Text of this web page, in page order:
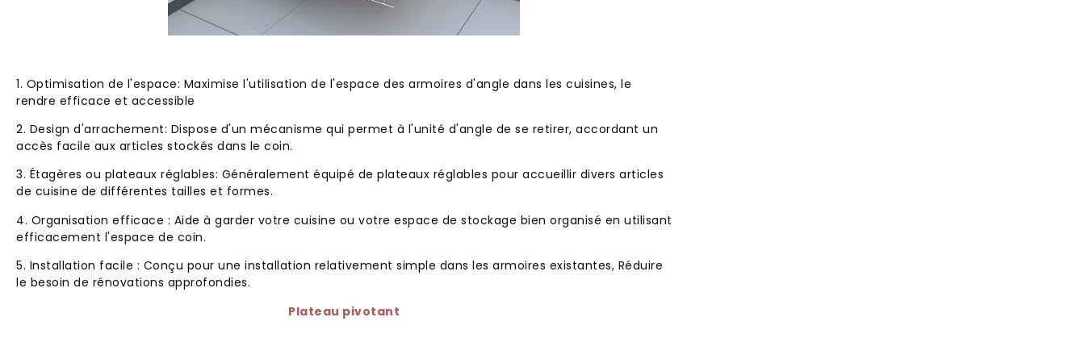
1. Optimisation de l'espace: Maximise l'utilisation de l'espace des armoires d'angle dans les cuisines, le
rendre efficace et accessible
2. Design d'arrachement: Dispose d'un mécanisme qui permet à l'unité d'angle de se retirer, accordant un
accès facile aux articles stockés dans le coin.
3. Étagères ou plateaux réglables: Généralement équipé de plateaux réglables pour accueillir divers articles
de cuisine de différentes tailles et formes.
4. Organisation efficace : Aide à garder votre cuisine ou votre espace de stockage bien organisé en utilisant
efficacement l'espace de coin.
5. Installation facile : Conçu pour une installation relativement simple dans les armoires existantes, Réduire
le besoin de rénovations approfondies.
Plateau pivotant